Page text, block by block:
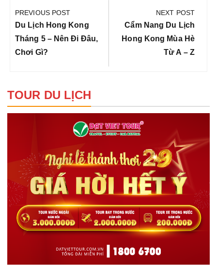
hướng
bài
viết
PREVIOUS POST
Previous
Post:
Du Lịch Hong Kong
Tháng 5 – Nên Đi Đâu,
Chơi Gì?
NEXT POST
Next
Post:
Cẩm Nang Du Lịch
Hong Kong Mùa Hè
Từ A – Z
TOUR DU LỊCH